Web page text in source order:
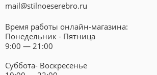
mail@stilnoeserebro.ru
Время работы онлайн-магазина:
Понедельник - Пятница
9:00 — 21:00
Суббота- Воскресенье